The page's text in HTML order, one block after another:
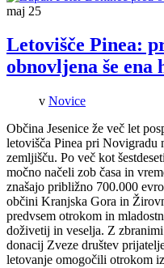
maj 25
Letovišče Pinea:
obnovljena še ena
v Novice
Občina Jesenice že več let
letovišča Pinea pri Novigradu
zemljišču. Po več kot
močno načeli zob časa in
znašajo približno 700.000
občini Kranjska Gora in
predvsem otrokom in
doživetij in veselja. Z
donacij Zveze društev
letovanje omogočili otrokom